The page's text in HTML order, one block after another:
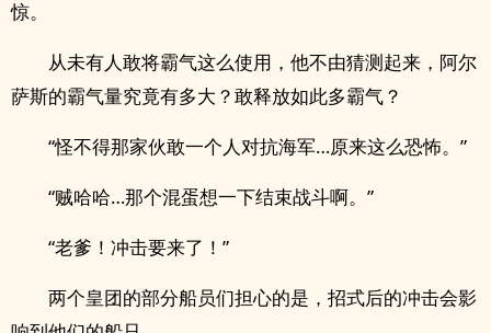
惊。
从未有人敢将霸气这么使用，他不由猜测起来，阿尔
萨斯的霸气量究竟有多大？敢释放如此多霸气？
“怪不得那家伙敢一个人对抗海军…原来这么恐怖。”
“贼哈哈…那个混蛋想一下结束战斗啊。”
“老爹！冲击要来了！”
两个皇团的部分船员们担心的是，招式后的冲击会影